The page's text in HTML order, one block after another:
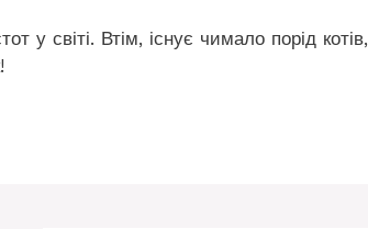
у світі. Втім, існує чимало порід котів,